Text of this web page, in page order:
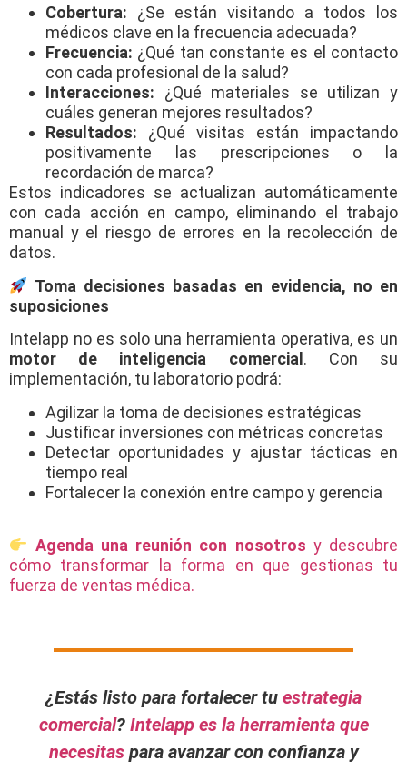
Cobertura: ¿Se están visitando a todos los
médicos clave en la frecuencia adecuada?
Frecuencia: ¿Qué tan constante es el contacto
con cada profesional de la salud?
Interacciones: ¿Qué materiales se utilizan y
cuáles generan mejores resultados?
Resultados: ¿Qué visitas están impactando
positivamente las prescripciones o la
recordación de marca?
Estos indicadores se actualizan automáticamente
con cada acción en campo, eliminando el trabajo
manual y el riesgo de errores en la recolección de
datos.
Toma decisiones basadas en evidencia, no en
suposiciones
Intelapp no es solo una herramienta operativa, es un
motor de inteligencia comercial . Con su
implementación, tu laboratorio podrá:
Agilizar la toma de decisiones estratégicas
Justificar inversiones con métricas concretas
Detectar oportunidades y ajustar tácticas en
tiempo real
Fortalecer la conexión entre campo y gerencia
Agenda una reunión con nosotros y descubre
cómo transformar la forma en que gestionas tu
fuerza de ventas médica.
¿Estás listo para fortalecer tu estrategia
comercial? Intelapp es la herramienta que
necesitaspara avanzar con confianza y